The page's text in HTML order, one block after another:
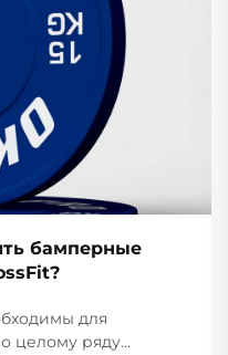
бамперные
для
целому ряду